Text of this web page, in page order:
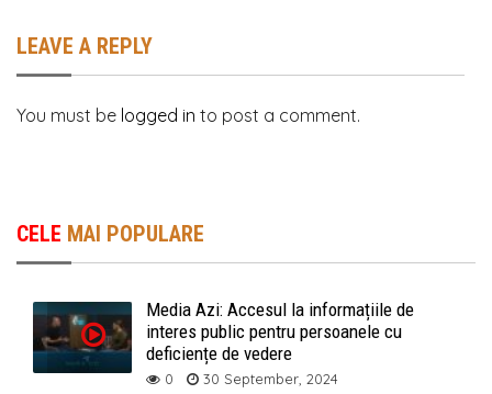
LEAVE A REPLY
You must be logged in to post a comment.
CELE MAI POPULARE
Media Azi: Accesul la informațiile de
interes public pentru persoanele cu
deficiențe de vedere
0 30 September, 2024